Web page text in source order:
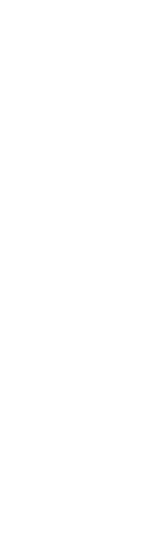
畢業典禮
畢業典禮
畢業典禮